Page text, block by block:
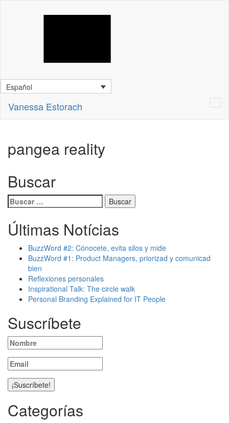
Español
Vanessa Estorach
pangea reality
Buscar
Buscar:
Últimas Notícias
BuzzWord #2: Cónocete, evita silos y mide
BuzzWord #1: Product Managers, priorizad y comunicad
bien
Reflexiones personales
Inspirational Talk: The circle walk
Personal Branding Explained for IT People
Suscríbete
Categorías